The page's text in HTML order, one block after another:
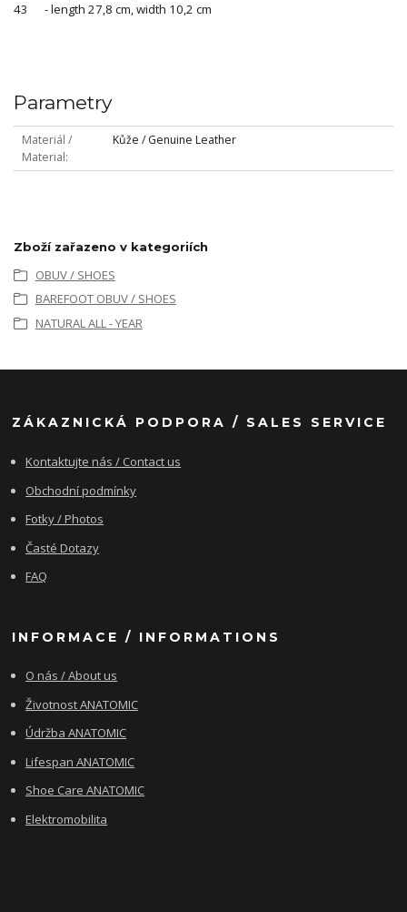
43 - length 27,8 cm, width 10,2 cm
Parametry
Materiál /
Material
Kůže / Genuine Leather
Zboží zařazeno v kategoriích
OBUV / SHOES
BAREFOOT OBUV / SHOES
NATURAL ALL - YEAR
ZÁKAZNICKÁ PODPORA / SALES SERVICE
Kontaktujte nás / Contact us
Obchodní podmínky
Fotky / Photos
Časté Dotazy
FAQ
INFORMACE / INFORMATIONS
O nás / About us
Životnost ANATOMIC
Údržba ANATOMIC
Lifespan ANATOMIC
Shoe Care ANATOMIC
Elektromobilita